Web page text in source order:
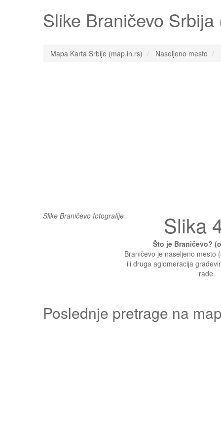
Slike Braničevo Srbija
Mapa Karta Srbije (map.in.rs) Naseljeno mesto
Slike Braničevo fotografije Slika
Što je Braničevo?
Braničevo je naseljeno mesto
ili druga aglomeracija
rade.
Poslednje pretrage na